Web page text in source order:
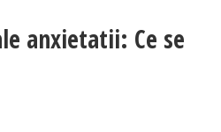
anxietatii: Ce se